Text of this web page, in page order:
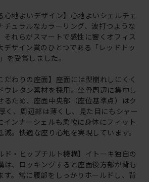
心地よいデザイン】心地よいシェルチェ
チュラルなカラーリング、波打つような
それらがスマートで感性に響くオフィス
デザイン賞のひとつである「レッドドッ
を受賞しました。
だわりの座面】座面には型崩れしにくく
ウレタン素材を採用。坐骨周辺に集中し
るため、座面中央部（座位基準点）はク
く、周辺部は薄くし、見た目にもシャー
インナーシェルも柔軟に身体にフィット
。快適な座り心地を実現しています。
ド・ヒップチルト機構】イトーキ独自の
は、ロッキングすると座面後方部が背も
す。常に腰部をしっかりホールドし、背